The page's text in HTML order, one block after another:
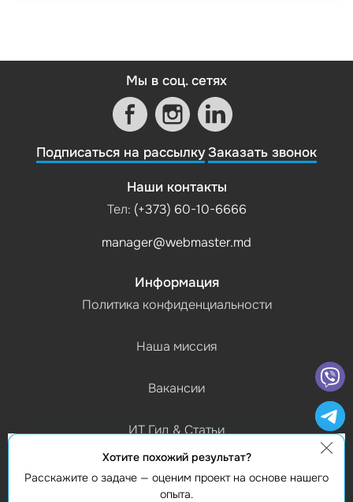
Мы в соц. сетях
Подписаться на рассылкуЗаказать звонок
Наши контакты
Тел: (+373) 60-10-6666
manager@webmaster.md
Информация
Политика конфиденциальности
Наша миссия
Вакансии
ИТ Гид & Статьи
График работы
(Пн-Пт) 9:00 - 18:00
Хотите похожий результат?
Расскажите о задаче — оценим проект на основе нашего
опыта.